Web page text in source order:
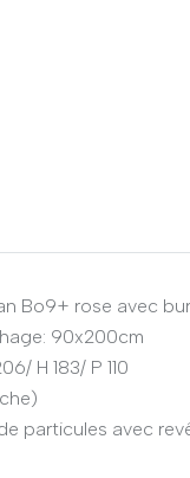
Bo9+ rose avec
90x200cm
H 183/ P 110
particules avec